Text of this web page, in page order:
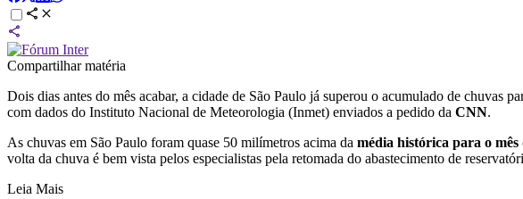
Compartilhar matéria
Dois dias antes do mês acabar, a cidade de São Paulo já superou o acumulado de chuvas
com dados do Instituto Nacional de Meteorologia (Inmet) enviados a pedido da CNN.
As chuvas em São Paulo foram quase 50 milímetros acima da média histórica para o
volta da chuva é bem vista pelos especialistas pela retomada do abastecimento de
Leia Mais